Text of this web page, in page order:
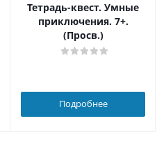
Тетрадь-квест. Умные
приключения. 7+.
(Просв.)
Подробнее